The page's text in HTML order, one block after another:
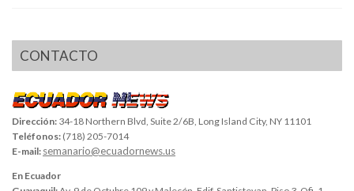
CONTACTO
Dirección: 34-18 Northern Blvd, Suite 2/6B, Long Island City, NY 11101
Teléfonos: (718) 205-7014
E-mail: semanario@ecuadornews.us
En Ecuador